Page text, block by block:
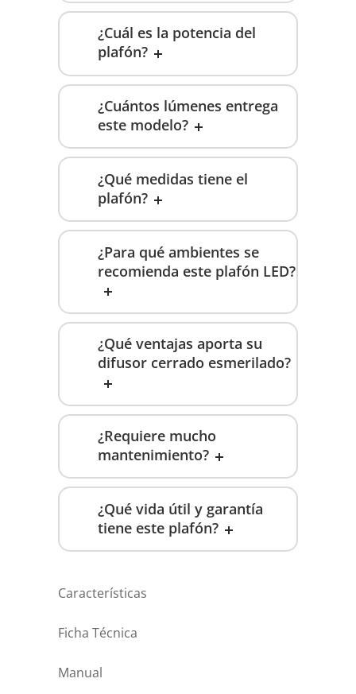
¿Cuál es la potencia del
plafón?
¿Cuántos lúmenes entrega
este modelo?
¿Qué medidas tiene el
plafón?
¿Para qué ambientes se
recomienda este plafón LED?
¿Qué ventajas aporta su
difusor cerrado esmerilado?
¿Requiere mucho
mantenimiento?
¿Qué vida útil y garantía
tiene este plafón?
Características
Ficha Técnica
Manual